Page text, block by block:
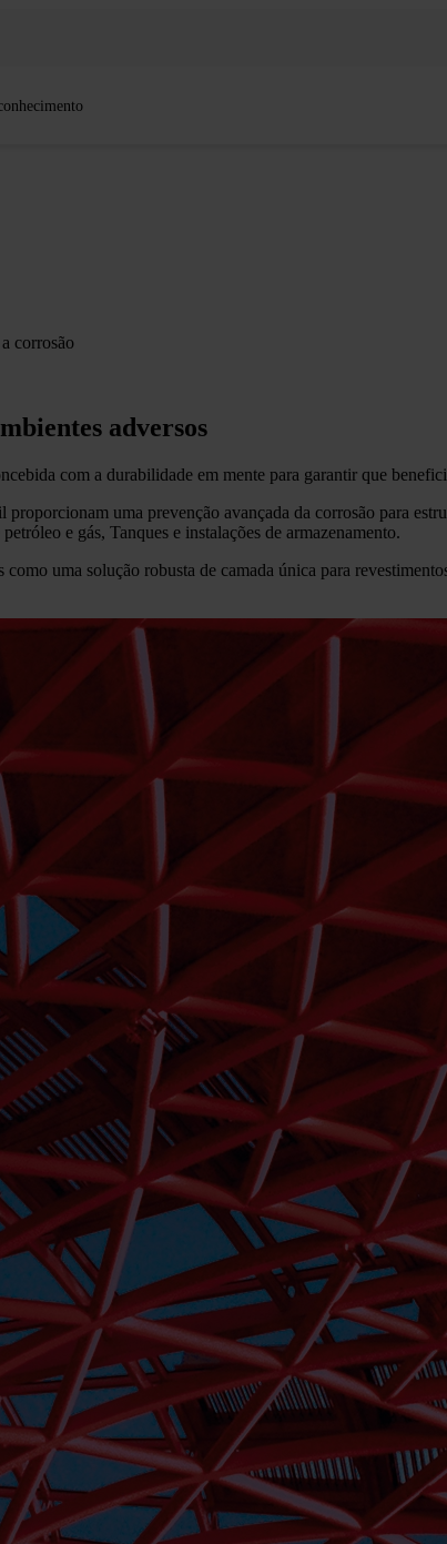
corrosão
adversos
com a durabilidade em mente para garantir que
uma prevenção avançada da corrosão para
e gás, Tanques e instalações de armazenamento.
uma solução robusta de camada única para